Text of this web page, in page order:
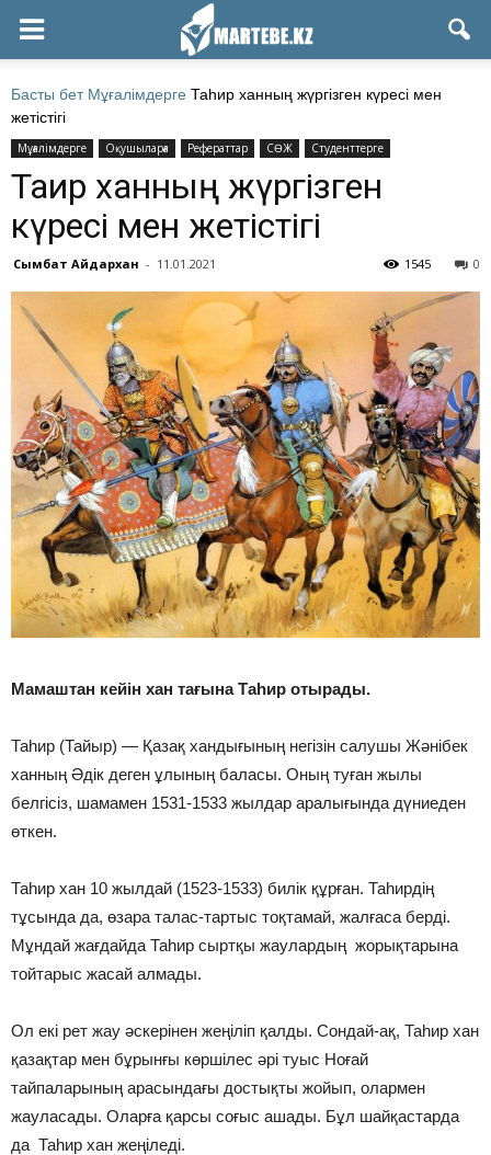
Басты бет Мұғалімдерге Таһир ханның жүргізген күресі мен
жетістігі
Мұғалімдерге Оқушыларға Рефераттар СӨЖ Студенттерге
Таһир ханның жүргізген
күресі мен жетістігі
Сымбат Айдархан - 11.01.2021 0
1545
Мамаштан кейін хан тағына Таһир отырады.
Таһир (Тайыр) — Қазақ хандығының негізін салушы Жәнібек
ханның Әдік деген ұлының баласы. Оның туған жылы
белгісіз, шамамен 1531-1533 жылдар аралығында дүниеден
өткен.
Таһир хан 10 жылдай (1523-1533) билік құрған. Таһирдің
тұсында да, өзара талас-тартыс тоқтамай, жалғаса берді.
Мұндай жағдайда Таһир сыртқы жаулардың жорықтарына
тойтарыс жасай алмады.
Ол екі рет жау әскерінен жеңіліп қалды. Сондай-ақ, Таһир хан
қазақтар мен бұрынғы көршілес әрі туыс Ноғай
тайпаларының арасындағы достықты жойып, олармен
жауласады. Оларға қарсы соғыс ашады. Бұл шайқастарда
да Таһир хан жеңіледі.